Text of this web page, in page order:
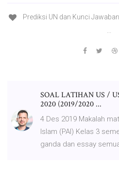
Prediksi UN dan Kunci
SOAL LATIHAN US /
2020 (2019/2020 ...
4 Des 2019 Makalah
Islam (PAI) Kelas 3
ganda dan essay